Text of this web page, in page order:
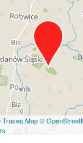
Map©